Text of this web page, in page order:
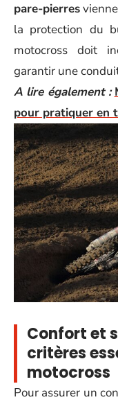
pare-pierres
la protection du
motocross doit
garantir une
A lire également :
pour pratiquer en
Confort et
critères
motocross
Pour assurer un